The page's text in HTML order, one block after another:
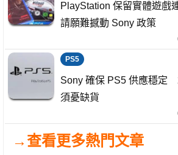
PlayStation 保留實體遊
請願難撼動 Sony 政策
PS5
Sony 確保 PS5 供應穩定
須憂缺貨
→查看更多熱門文章